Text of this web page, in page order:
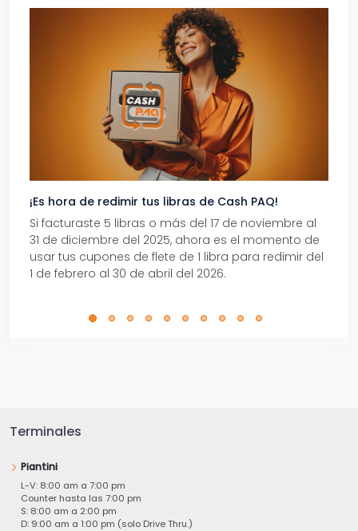
¡Es hora de redimir tus libras de Cash PAQ!
Si facturaste 5 libras o más del 17 de noviembre al
31 de diciembre del 2025, ahora es el momento de
usar tus cupones de flete de 1 libra para redimir del
1 de febrero al 30 de abril del 2026.
Terminales
Piantini
L-V: 8:00 am a 7:00 pm
Counter hasta las 7:00 pm
S: 8:00 am a 2:00 pm
D: 9:00 am a 1:00 pm (solo Drive Thru.)